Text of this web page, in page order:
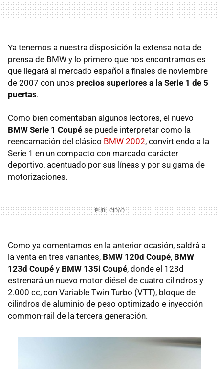
Ya tenemos a nuestra disposición la extensa nota de
prensa de BMW y lo primero que nos encontramos es
que llegará al mercado español a finales de noviembre
de 2007 con unos precios superiores a la Serie 1 de 5
puertas.
Como bien comentaban algunos lectores, el nuevo
BMW Serie 1 Coupé se puede interpretar como la
reencarnación del clásico BMW 2002, convirtiendo a la
Serie 1 en un compacto con marcado carácter
deportivo, acentuado por sus líneas y por su gama de
motorizaciones.
Como ya comentamos en la anterior ocasión, saldrá a
la venta en tres variantes, BMW 120d Coupé, BMW
123d Coupé y BMW 135i Coupé, donde el 123d
estrenará un nuevo motor diésel de cuatro cilindros y
2.000 cc, con Variable Twin Turbo (VTT), bloque de
cilindros de aluminio de peso optimizado e inyección
common-rail de la tercera generación.